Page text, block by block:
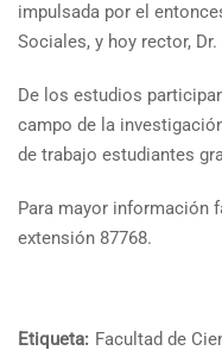
impulsada por el
Sociales, y hoy rector,
De los estudios
campo de la
de trabajo estudiantes
Para mayor información
extensión 87768.
Etiqueta: Facultad de